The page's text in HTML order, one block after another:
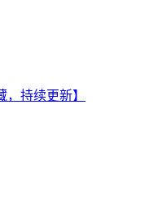
持续更新】